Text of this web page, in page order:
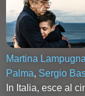
Martina
Palma, Sergio
In Italia, esce al